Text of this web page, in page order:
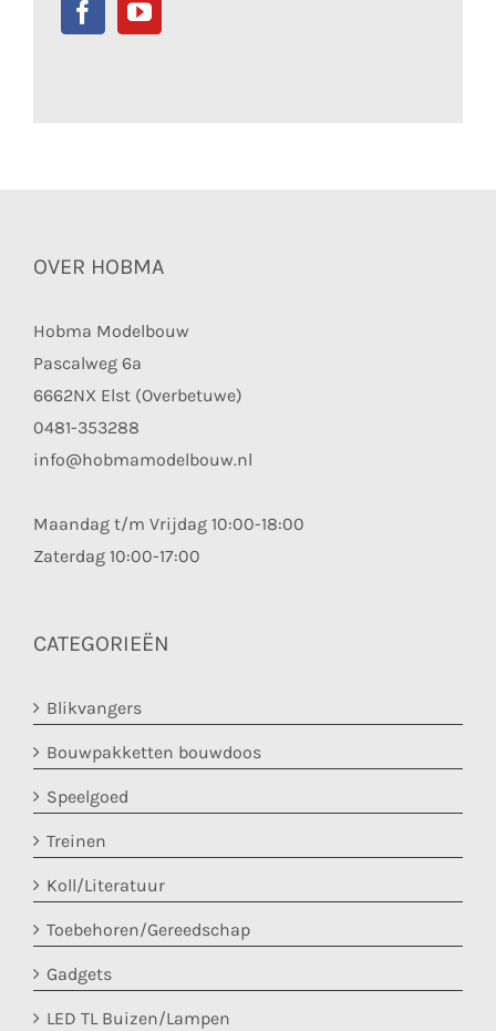
OVER HOBMA
Hobma Modelbouw
Pascalweg 6a
6662NX Elst (Overbetuwe)
0481-353288
info@hobmamodelbouw.nl
Maandag t/m Vrijdag 10:00-18:00
Zaterdag 10:00-17:00
CATEGORIEËN
Blikvangers
Bouwpakketten bouwdoos
Speelgoed
Treinen
Koll/Literatuur
Toebehoren/Gereedschap
Gadgets
LED TL Buizen/Lampen